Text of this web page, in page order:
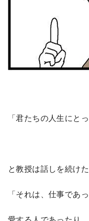
「君たちの人生にと
と教授は話しを続けた
「それは、仕事であ